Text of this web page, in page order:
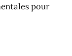
pour